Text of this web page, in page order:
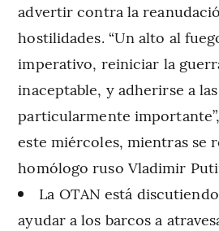
advertir contra la
hostilidades. “Un alto al
imperativo, reiniciar la
inaceptable, y adherirse a
particularmente
este miércoles, mientras se
homólogo ruso Vladimir
La OTAN está
ayudar a los barcos a